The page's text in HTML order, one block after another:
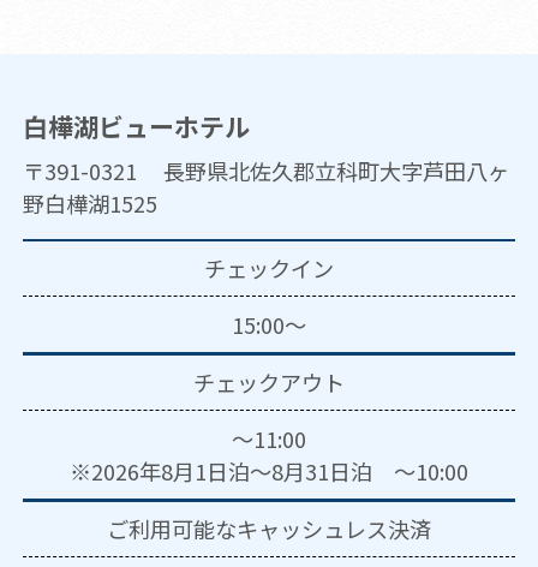
白樺湖ビューホテル
〒391-0321 長野県北佐久郡立科町大字芦田八ヶ
野白樺湖1525
チェックイン
15:00～
チェックアウト
～11:00
※2026年8月1日泊～8月31日泊 ～10:00
ご利用可能なキャッシュレス決済